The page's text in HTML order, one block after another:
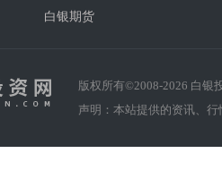
白银期货
版权所有©2008-2026 白银
声明：本站提供的资讯、